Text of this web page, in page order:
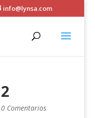
info@lynsa.com
0 Comentarios